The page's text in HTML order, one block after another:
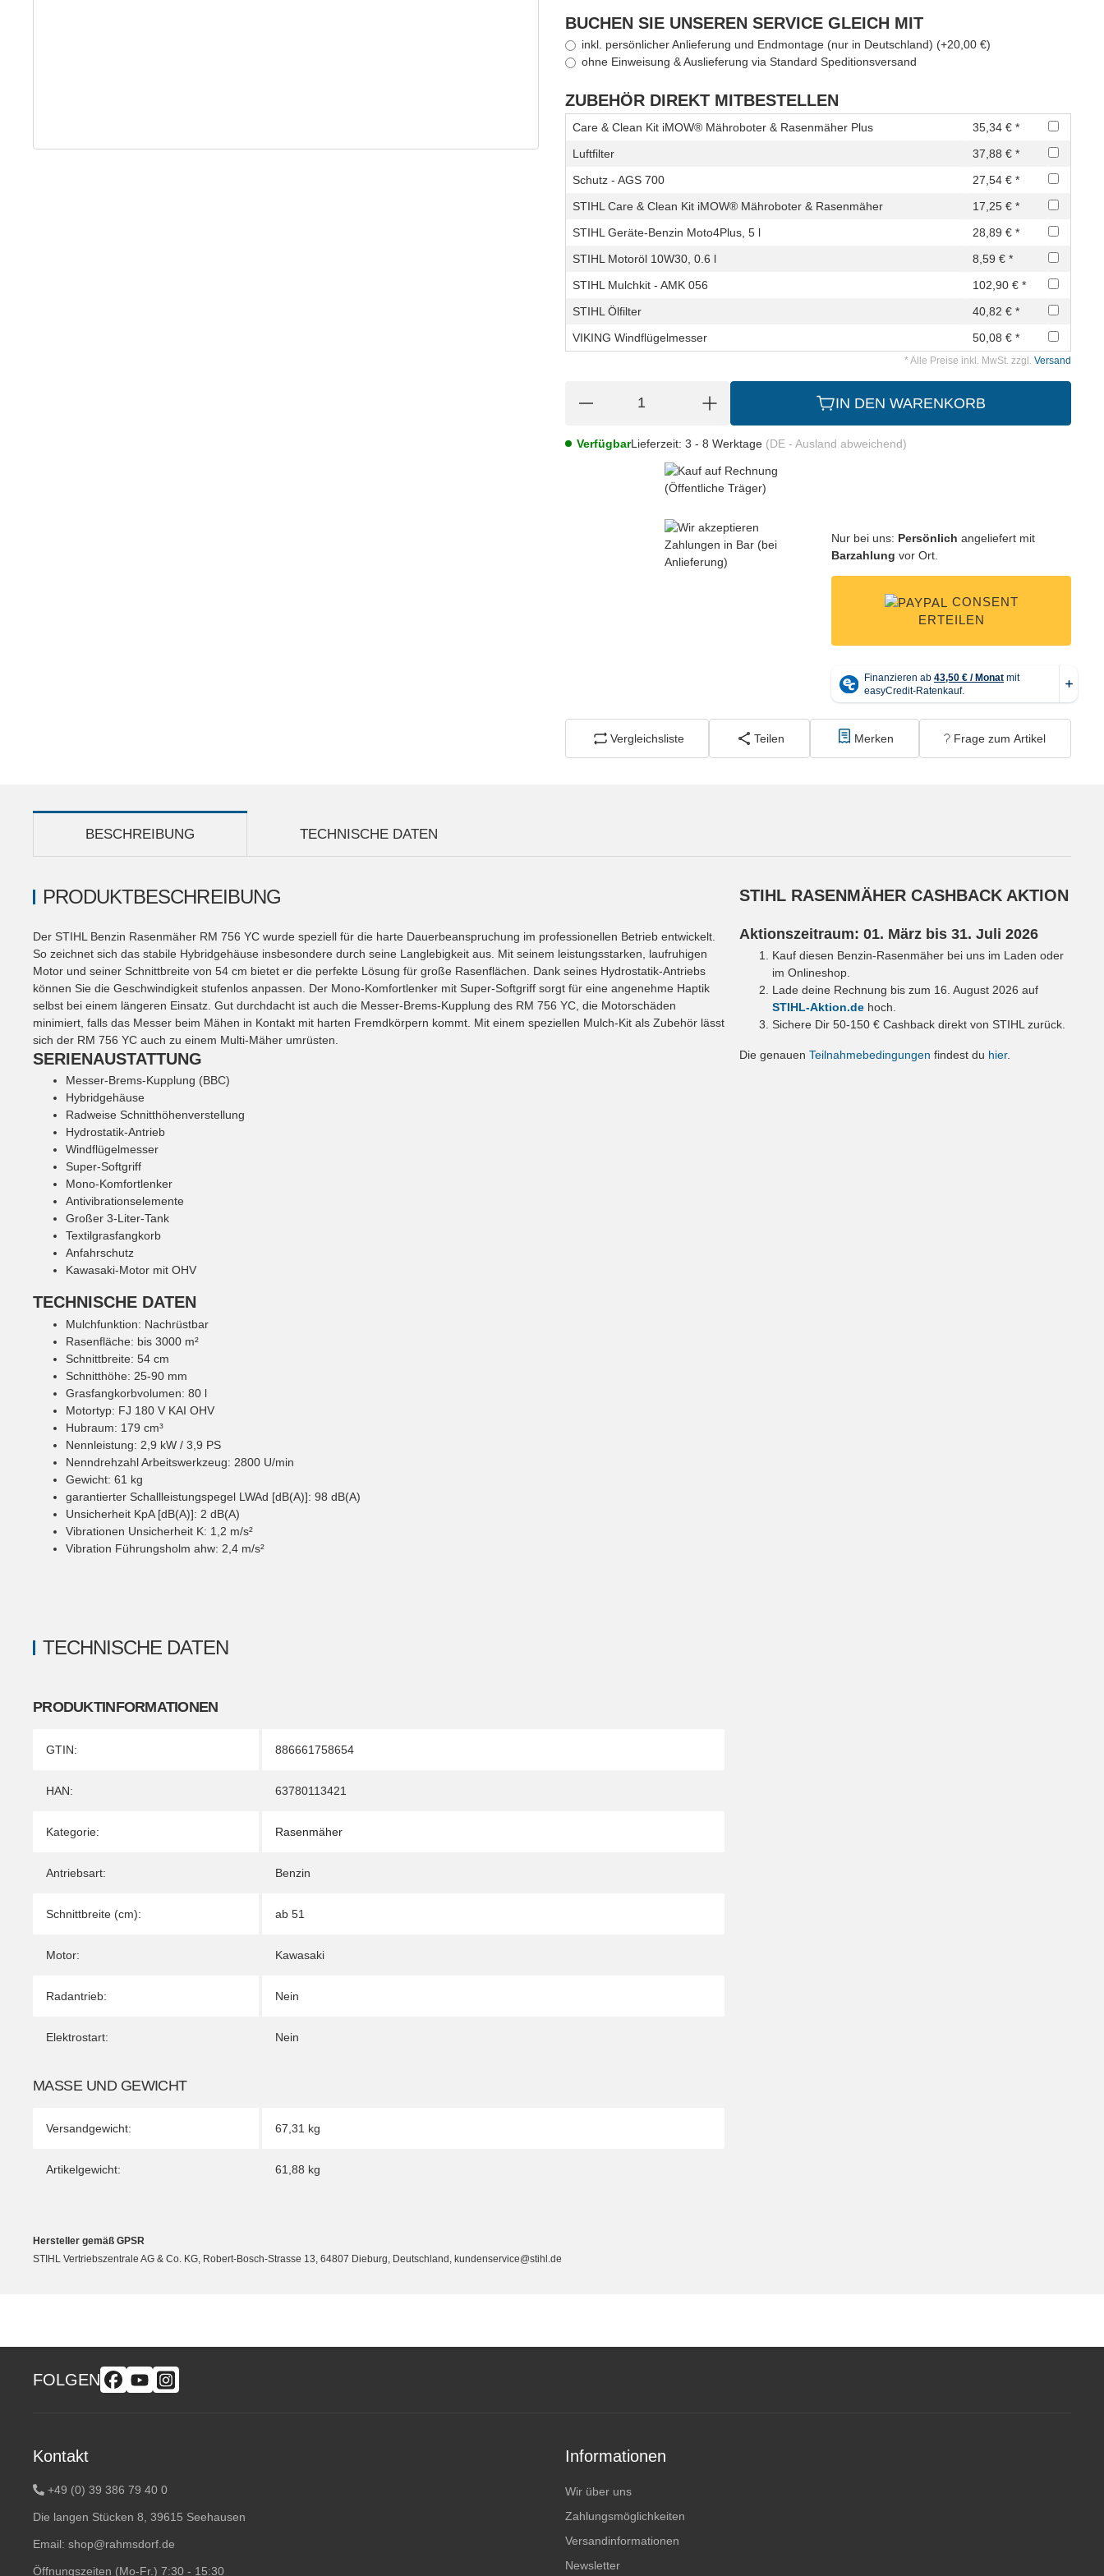
BUCHEN SIE UNSEREN SERVICE GLEICH MIT
inkl. persönlicher Anlieferung und Endmontage (nur in Deutschland) (+20,00 €)
ohne Einweisung & Auslieferung via Standard Speditionsversand
ZUBEHÖR DIREKT MITBESTELLEN
Care & Clean Kit iMOW® Mähroboter & Rasenmäher Plus
35,34 € *
Luftfilter
37,88 € *
Schutz - AGS 700
27,54 € *
STIHL Care & Clean Kit iMOW® Mähroboter & Rasenmäher
17,25 € *
STIHL Geräte-Benzin Moto4Plus, 5 l
28,89 € *
STIHL Motoröl 10W30, 0.6 l
8,59 € *
STIHL Mulchkit - AMK 056
102,90 € *
STIHL Ölfilter
40,82 € *
VIKING Windflügelmesser
50,08 € *
* Alle Preise inkl. MwSt. zzgl. Versand
IN DEN WARENKORB
VerfügbarLieferzeit: 3 - 8 Werktage (DE - Ausland abweichend)
Nur bei uns: Persönlich angeliefert mit
Barzahlung vor Ort.
CONSENT
ERTEILEN
Vergleichsliste Teilen Merken Frage zum Artikel
TECHNISCHE DATEN
BESCHREIBUNG
TECHNISCHE DATEN
PRODUKTINFORMATIONEN
Produkteigenschaft
Wert
GTIN: 886661758654
HAN: 63780113421
Kategorie: Rasenmäher
Antriebsart: Benzin
Schnittbreite (cm): ab 51
Motor: Kawasaki
Radantrieb: Nein
Elektrostart: Nein
MASSE UND GEWICHT
Versandgewicht: 67,31 kg
Artikelgewicht: 61,88 kg
PRODUKTBESCHREIBUNG
Der STIHL Benzin Rasenmäher RM 756 YC wurde speziell für die harte Dauerbeanspruchung im professionellen Betrieb entwickelt.
So zeichnet sich das stabile Hybridgehäuse insbesondere durch seine Langlebigkeit aus. Mit seinem leistungsstarken, laufruhigen
Motor und seiner Schnittbreite von 54 cm bietet er die perfekte Lösung für große Rasenflächen. Dank seines Hydrostatik-Antriebs
können Sie die Geschwindigkeit stufenlos anpassen. Der Mono-Komfortlenker mit Super-Softgriff sorgt für eine angenehme Haptik
selbst bei einem längeren Einsatz. Gut durchdacht ist auch die Messer-Brems-Kupplung des RM 756 YC, die Motorschäden
minimiert, falls das Messer beim Mähen in Kontakt mit harten Fremdkörpern kommt. Mit einem speziellen Mulch-Kit als Zubehör lässt
sich der RM 756 YC auch zu einem Multi-Mäher umrüsten.
SERIENAUSTATTUNG
Messer-Brems-Kupplung (BBC)
Hybridgehäuse
Radweise Schnitthöhenverstellung
Hydrostatik-Antrieb
Windflügelmesser
Super-Softgriff
Mono-Komfortlenker
Antivibrationselemente
Großer 3-Liter-Tank
Textilgrasfangkorb
Anfahrschutz
Kawasaki-Motor mit OHV
TECHNISCHE DATEN
Mulchfunktion: Nachrüstbar
Rasenfläche: bis 3000 m²
Schnittbreite: 54 cm
Schnitthöhe: 25-90 mm
Grasfangkorbvolumen: 80 l
Motortyp: FJ 180 V KAI OHV
Hubraum: 179 cm³
Nennleistung: 2,9 kW / 3,9 PS
Nenndrehzahl Arbeitswerkzeug: 2800 U/min
Gewicht: 61 kg
garantierter Schallleistungspegel LWAd [dB(A)]: 98 dB(A)
Unsicherheit KpA [dB(A)]: 2 dB(A)
Vibrationen Unsicherheit K: 1,2 m/s²
Vibration Führungsholm ahw: 2,4 m/s²
STIHL RASENMÄHER CASHBACK AKTION
Aktionszeitraum: 01. März bis 31. Juli 2026
Kauf diesen Benzin-Rasenmäher bei uns im Laden oder
im Onlineshop.
Lade deine Rechnung bis zum 16. August 2026 auf
STIHL-Aktion.dehoch.
Sichere Dir 50-150 € Cashback direkt von STIHL zurück.
Die genauen Teilnahmebedingungen findest du hier.
Hersteller gemäß GPSR
STIHL Vertriebszentrale AG & Co. KG, Robert-Bosch-Strasse 13, 64807 Dieburg, Deutschland, kundenservice@stihl.de
FOLGEN
Kontakt
+49 (0) 39 386 79 40 0
Die langen Stücken 8, 39615 Seehausen
Email: shop@rahmsdorf.de
Öffnungszeiten (Mo-Fr.) 7:30 - 15:30
Informationen
Wir über uns
Zahlungsmöglichkeiten
Versandinformationen
Newsletter